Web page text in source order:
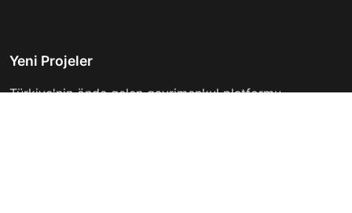
Yeni Projeler
Türkiye'nin önde gelen gayrimenkul platformu.